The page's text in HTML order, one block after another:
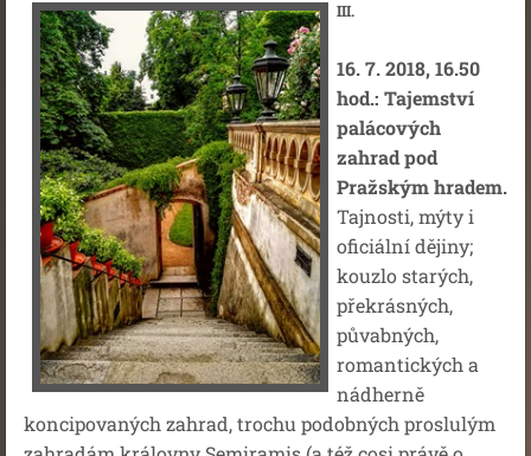
III.
16. 7. 2018, 16.50
hod.: Tajemství
palácových
zahrad pod
Pražským hradem.
Tajnosti, mýty i
oficiální dějiny;
kouzlo starých,
překrásných,
půvabných,
romantických a
nádherně
koncipovaných zahrad, trochu podobných proslulým